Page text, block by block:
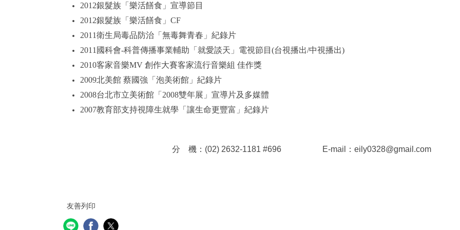
2012銀髮族「樂活饍食」宣導節目
2012銀髮族「樂活饍食」CF
2011衛生局毒品防治「無毒舞青春」紀錄片
2011國科會-科普傳播事業輔助「就愛談天」電視節目(台視播出/中視播出)
2010客家音樂MV 創作大賽客家流行音樂組 佳作獎
2009北美館 蔡國強「泡美術館」紀錄片
2008台北市立美術館「2008雙年展」宣導片及多媒體
2007教育部支持視障生就學「讓生命更豐富」紀錄片
分 機：(02) 2632-1181 #696 E-mail： eily0328@gmail.com
友善列印